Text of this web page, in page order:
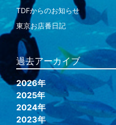
TDFからのお知らせ
東京お店番日記
過去アーカイブ
2026年
2025年
2024年
2023年